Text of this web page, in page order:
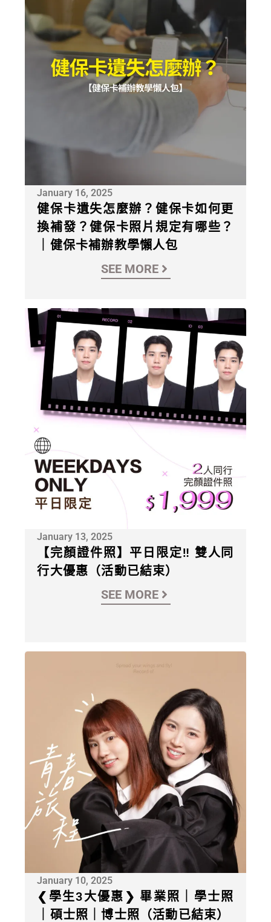
January 16, 2025
健保卡遺失怎麼辦？健保卡如何更
換補發？健保卡照片規定有哪些？
｜健保卡補辦教學懶人包
SEE MORE
January 13, 2025
【完顏證件照】平日限定‼ 雙人同
行大優惠（活動已結束）
SEE MORE
January 10, 2025
❮學生3大優惠❯ 畢業照｜學士照
｜碩士照｜博士照（活動已結束）